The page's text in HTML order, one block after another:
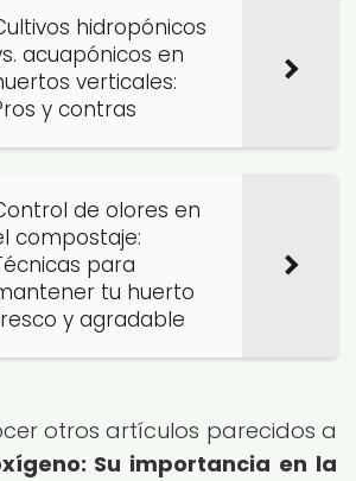
hidropónicos
acuapónicos en
verticales:
y contras
de olores en
compostaje:
para
tu huerto
y agradable
otros artículos parecidos a
Su importancia en la